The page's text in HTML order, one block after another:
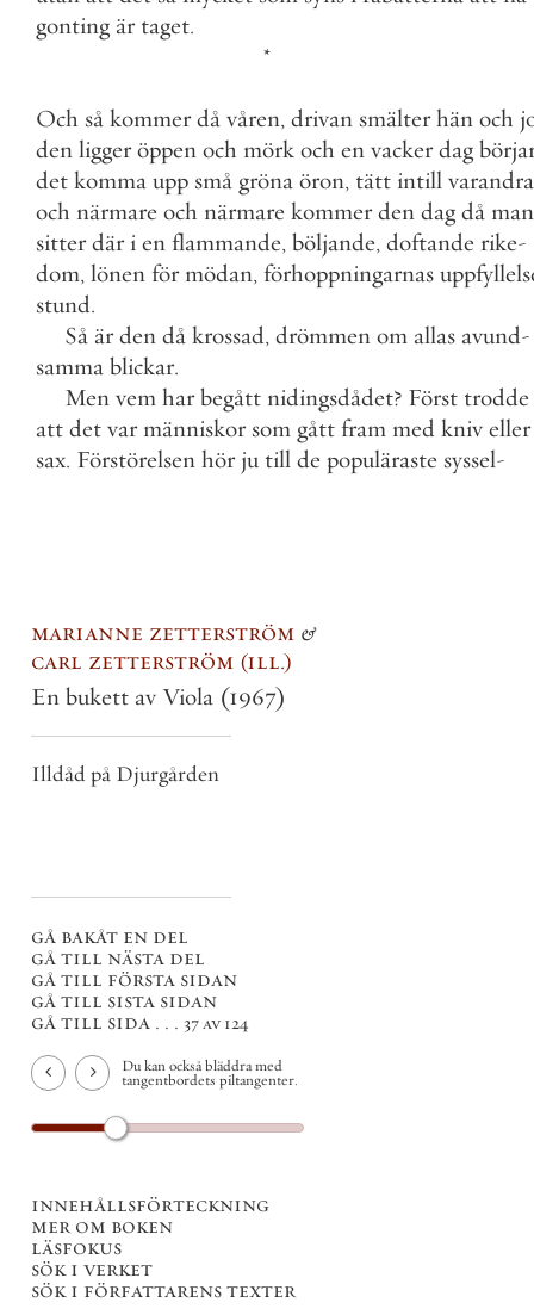
gonting är taget.
*
Och så kommer då våren, drivan smälter hän och
den ligger öppen och mörk och en vacker dag
det komma upp små gröna öron, tätt intill varandra
och närmare och närmare kommer den dag då man
sitter där i en flammande, böljande, doftande rike-
dom, lönen för mödan, förhoppningarnas
stund.
Så är den då krossad, drömmen om allas avund-
samma blickar.
Men vem har begått nidingsdådet? Först trodde
att det var människor som gått fram med kniv eller
sax. Förstörelsen hör ju till de populäraste syssel-
marianne zetterström &
carl zetterström ill.
En bukett av Viola (1967)
Illdåd på Djurgården
gå bakåt en del
gå till nästa del
gå till första sidan
gå till sista sidan
gå till sida . . . 37 av 124
Du kan också bläddra med
tangentbordets piltangenter.
innehållsförteckning
mer om boken
läsfokus
sök i verket
sök i författarens texter